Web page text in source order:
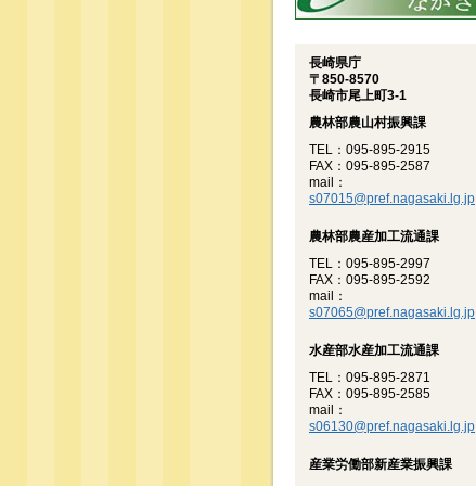
長崎県庁
〒850-8570
長崎市尾上町3-1
農林部農山村振興課
TEL：095-895-2915
FAX：095-895-2587
mail：
s07015@pref.nagasaki.lg.jp
農林部農産加工流通課
TEL：095-895-2997
FAX：095-895-2592
mail：
s07065@pref.nagasaki.lg.jp
水産部水産加工流通課
TEL：095-895-2871
FAX：095-895-2585
mail：
s06130@pref.nagasaki.lg.jp
産業労働部新産業振興課